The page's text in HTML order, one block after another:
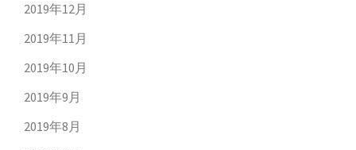
2019年12月
2019年11月
2019年10月
2019年9月
2019年8月